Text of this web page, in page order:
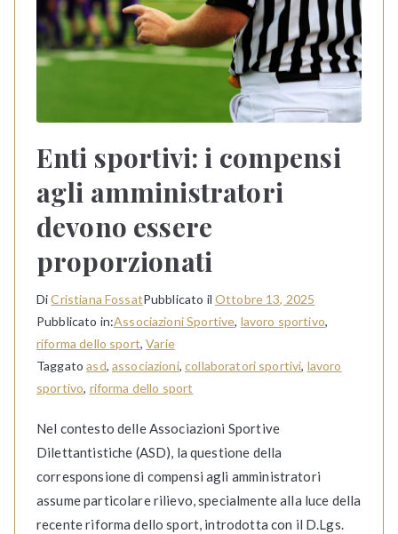
Enti sportivi: i compensi
agli amministratori
devono essere
proporzionati
DiCristiana FossatPubblicato il Ottobre 13, 2025
Pubblicato in:Associazioni Sportive, lavoro sportivo,
riforma dello sport,Varie
Taggatoasd, associazioni,collaboratori sportivi, lavoro
sportivo, riforma dello sport
Nel contesto delle Associazioni Sportive
Dilettantistiche (ASD), la questione della
corresponsione di compensi agli amministratori
assume particolare rilievo, specialmente alla luce della
recente riforma dello sport, introdotta con il D.Lgs.